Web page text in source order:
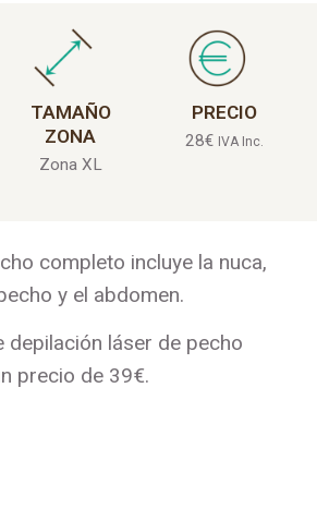
TAMAÑO
ZONA
Zona XL
PRECIO
28€ IVA Inc.
completo incluye la nuca,
y el abdomen.
depilación láser de pecho
precio de 39€.